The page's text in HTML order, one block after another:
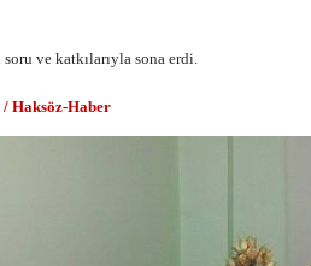
ve katkılarıyla sona erdi.
Haksöz-Haber